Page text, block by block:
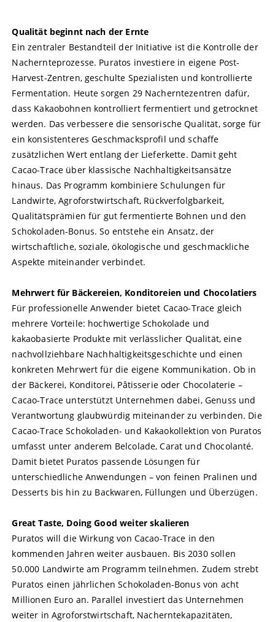
Qualität beginnt nach der Ernte
Ein zentraler Bestandteil der Initiative ist die Kontrolle der
Nachernteprozesse. Puratos investiere in eigene Post-
Harvest-Zentren, geschulte Spezialisten und kontrollierte
Fermentation. Heute sorgen 29 Nacherntezentren dafür,
dass Kakaobohnen kontrolliert fermentiert und getrocknet
werden. Das verbessere die sensorische Qualität, sorge für
ein konsistenteres Geschmacksprofil und schaffe
zusätzlichen Wert entlang der Lieferkette. Damit geht
Cacao-Trace über klassische Nachhaltigkeitsansätze
hinaus. Das Programm kombiniere Schulungen für
Landwirte, Agroforstwirtschaft, Rückverfolgbarkeit,
Qualitätsprämien für gut fermentierte Bohnen und den
Schokoladen-Bonus. So entstehe ein Ansatz, der
wirtschaftliche, soziale, ökologische und geschmackliche
Aspekte miteinander verbindet.
Mehrwert für Bäckereien, Konditoreien und Chocolatiers
Für professionelle Anwender bietet Cacao-Trace gleich
mehrere Vorteile: hochwertige Schokolade und
kakaobasierte Produkte mit verlässlicher Qualität, eine
nachvollziehbare Nachhaltigkeitsgeschichte und einen
konkreten Mehrwert für die eigene Kommunikation. Ob in
der Bäckerei, Konditorei, Pâtisserie oder Chocolaterie –
Cacao-Trace unterstützt Unternehmen dabei, Genuss und
Verantwortung glaubwürdig miteinander zu verbinden. Die
Cacao-Trace Schokoladen- und Kakaokollektion von Puratos
umfasst unter anderem Belcolade, Carat und Chocolanté.
Damit bietet Puratos passende Lösungen für
unterschiedliche Anwendungen – von feinen Pralinen und
Desserts bis hin zu Backwaren, Füllungen und Überzügen.
Great Taste, Doing Good weiter skalieren
Puratos will die Wirkung von Cacao-Trace in den
kommenden Jahren weiter ausbauen. Bis 2030 sollen
50.000 Landwirte am Programm teilnehmen. Zudem strebt
Puratos einen jährlichen Schokoladen-Bonus von acht
Millionen Euro an. Parallel investiert das Unternehmen
weiter in Agroforstwirtschaft, Nacherntekapazitäten,